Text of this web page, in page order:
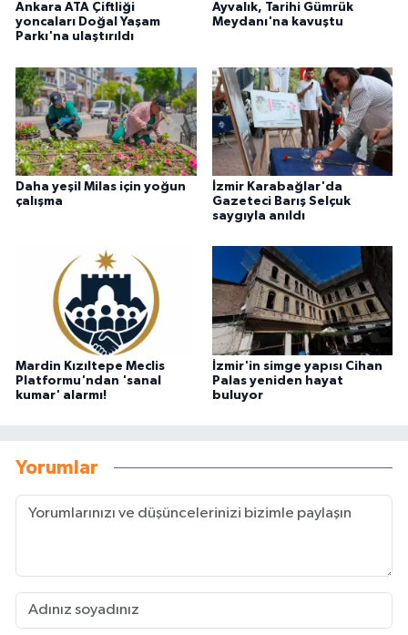
Ankara ATA Çiftliği
yoncaları Doğal Yaşam
Parkı'na ulaştırıldı
Ayvalık, Tarihi Gümrük
Meydanı'na kavuştu
Daha yeşil Milas için yoğun
çalışma
İzmir Karabağlar'da
Gazeteci Barış Selçuk
saygıyla anıldı
Mardin Kızıltepe Meclis
Platformu'ndan 'sanal
kumar' alarmı!
İzmir'in simge yapısı Cihan
Palas yeniden hayat
buluyor
Yorumlar